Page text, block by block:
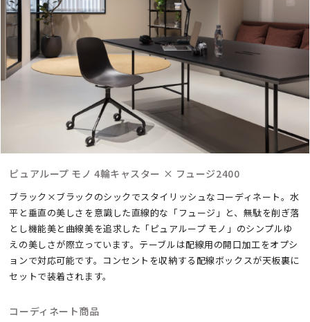
ピュアループ モノ 4輪キャスター × フュージ2400
ブラック×ブラックのシックでスタイリッシュなコーディネート。水
平と垂直の美しさを意識した直線的な「フュージ」と、無駄を削ぎ落
とし機能美と曲線美を追求した「ピュアループ モノ」のシンプルゆ
えの美しさが際立っています。テーブルは配線用の開口加工をオプシ
ョンで対応可能です。コンセントを収納する配線ボックスが天板裏に
セットで装着されます。
コーディネート商品